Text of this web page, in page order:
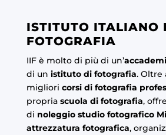
ISTITUTO ITALIANO
FOTOGRAFIA
IIF è molto di più di un’
di un istituto di fotografia. Oltre
migliori corsi di fotografia
propria scuola di fotografia,
di noleggio studio fotografico
attrezzatura fotografica,